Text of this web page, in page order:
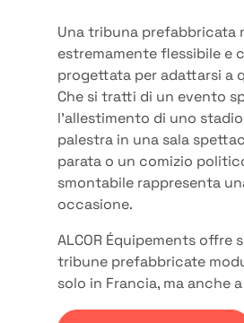
Una tribuna prefabbricata
estremamente flessibile e
progettata per adattarsi a
Che si tratti di un evento
l’allestimento di uno
palestra in una sala
parata o un comizio
smontabile rappresenta
occasione.
ALCOR Équipements offre
tribune prefabbricate
solo in Francia, ma anche